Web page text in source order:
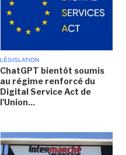
LÉGISLATION
ChatGPT bientôt soumis
au régime renforcé du
Digital Service Act de
l'Union...